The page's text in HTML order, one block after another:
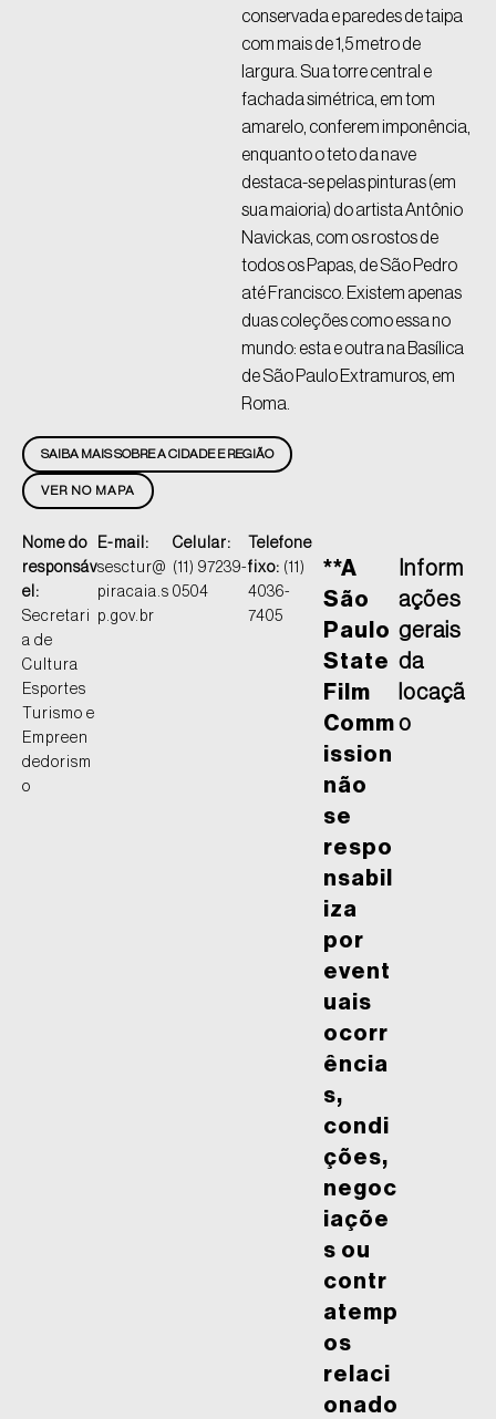
conservada e paredes de taipa
com mais de 1,5 metro de
largura. Sua torre central e
fachada simétrica, em tom
amarelo, conferem imponência,
enquanto o teto da nave
destaca-se pelas pinturas (em
sua maioria) do artista Antônio
Navickas, com os rostos de
todos os Papas, de São Pedro
até Francisco. Existem apenas
duas coleções como essa no
mundo: esta e outra na Basílica
de São Paulo Extramuros, em
Roma.
VER NO MAPA
SAIBA MAIS SOBRE A CIDADE E REGIÃO
Nome do
responsáv
el:
Secretari
a de
Cultura
Esportes
Turismo e
Empreen
dedorism
o
E-mail:
sesctur@
piracaia.s
p.gov.br
Celular:
(11) 97239-
0504
Telefone
fixo: (11)
4036-
7405
**A
São
Paulo
State
Film
Comm
ission
não
se
respo
nsabil
iza
por
event
uais
ocorr
ência
s,
condi
ções,
negoc
iaçõe
s ou
contr
atemp
os
relaci
onado
Inform
ações
gerais
da
locaçã
o